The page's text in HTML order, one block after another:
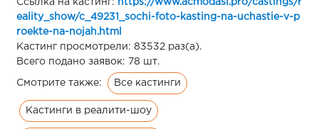
Ссылка на кастинг: https://www.acmodasi.pro/castings/r
eality_show/c_49231_sochi-foto-kasting-na-uchastie-v-p
roekte-na-nojah.html
Кастинг просмотрели: 83532 раз(а).
Всего подано заявок: 78 шт.
Смотрите также: Все кастинги
Кастинги в реалити-шоу